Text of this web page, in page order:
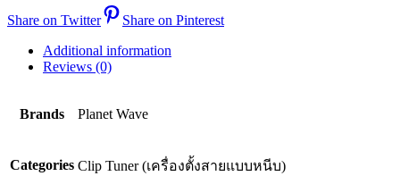
Share on Twitter
Share on Pinterest
Additional information
Reviews (0)
Brands Planet Wave
Categories Clip Tuner (เครื่องตั้งสายแบบหนีบ)